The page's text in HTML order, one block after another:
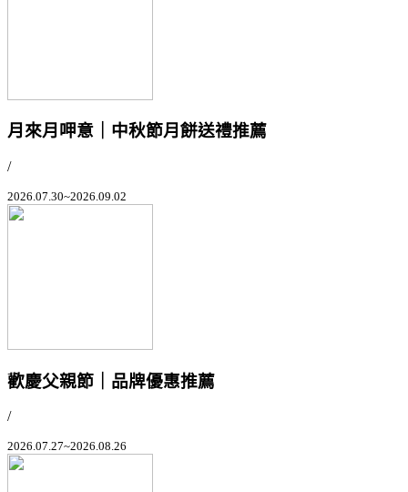
月來月呷意｜中秋節月餅送禮推薦
/
2026.07.30~2026.09.02
歡慶父親節｜品牌優惠推薦
/
2026.07.27~2026.08.26